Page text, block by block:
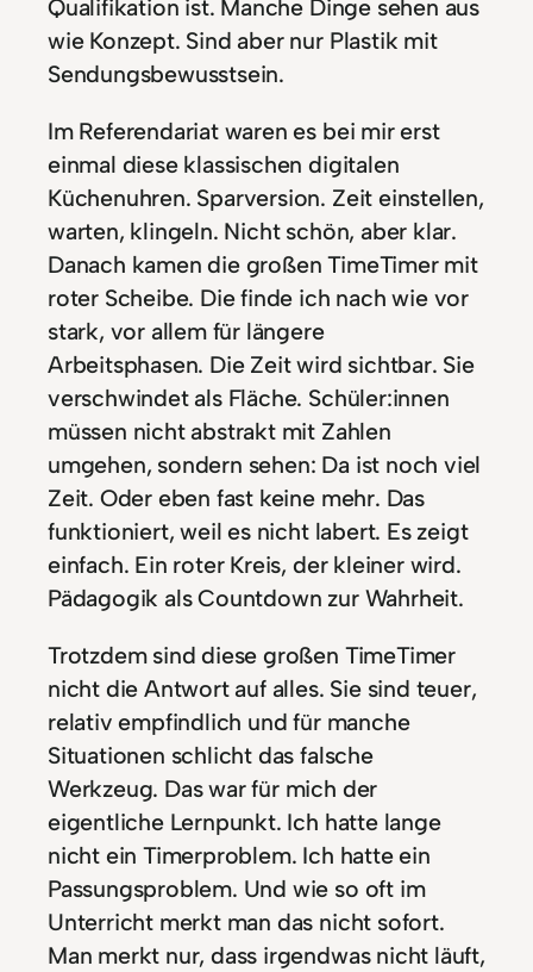
Qualifikation ist. Manche Dinge sehen aus
wie Konzept. Sind aber nur Plastik mit
Sendungsbewusstsein.
Im Referendariat waren es bei mir erst
einmal diese klassischen digitalen
Küchenuhren. Sparversion. Zeit einstellen,
warten, klingeln. Nicht schön, aber klar.
Danach kamen die großen TimeTimer mit
roter Scheibe. Die finde ich nach wie vor
stark, vor allem für längere
Arbeitsphasen. Die Zeit wird sichtbar. Sie
verschwindet als Fläche. Schüler:innen
müssen nicht abstrakt mit Zahlen
umgehen, sondern sehen: Da ist noch viel
Zeit. Oder eben fast keine mehr. Das
funktioniert, weil es nicht labert. Es zeigt
einfach. Ein roter Kreis, der kleiner wird.
Pädagogik als Countdown zur Wahrheit.
Trotzdem sind diese großen TimeTimer
nicht die Antwort auf alles. Sie sind teuer,
relativ empfindlich und für manche
Situationen schlicht das falsche
Werkzeug. Das war für mich der
eigentliche Lernpunkt. Ich hatte lange
nicht ein Timerproblem. Ich hatte ein
Passungsproblem. Und wie so oft im
Unterricht merkt man das nicht sofort.
Man merkt nur, dass irgendwas nicht läuft,